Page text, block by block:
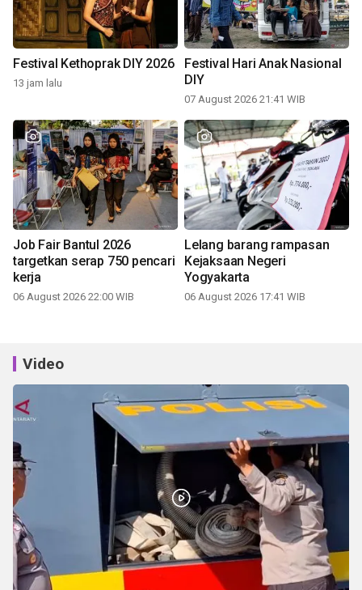
Festival Kethoprak DIY 2026
13 jam lalu
Festival Hari Anak Nasional
DIY
07 August 2026 21:41 WIB
Job Fair Bantul 2026
targetkan serap 750 pencari
kerja
06 August 2026 22:00 WIB
Lelang barang rampasan
Kejaksaan Negeri
Yogyakarta
06 August 2026 17:41 WIB
Video